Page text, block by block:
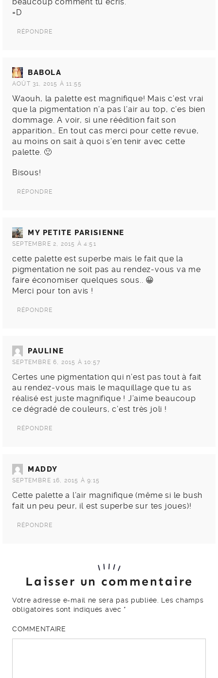
=D
RÉPONDRE
BABOLA
AOÛT 31, 2015 À 11:55
Waouh, la palette est magnifique! Mais c’est vrai
que la pigmentation n’a pas l’air au top, c’es bien
dommage. A voir, si une réédition fait son
apparition… En tout cas merci pour cette revue,
au moins on sait à quoi s’en tenir avec cette
palette. 🙂
Bisous!
RÉPONDRE
MY PETITE PARISIENNE
SEPTEMBRE 2, 2015 À 4:51
cette palette est superbe mais le fait que la
pigmentation ne soit pas au rendez-vous va me
faire économiser quelques sous.. 😀
Merci pour ton avis !
RÉPONDRE
PAULINE
SEPTEMBRE 6, 2015 À 10:57
Certes une pigmentation qui n’est pas tout à fait
au rendez-vous mais le maquillage que tu as
réalisé est juste magnifique ! J’aime beaucoup
ce dégradé de couleurs, c’est très joli !
RÉPONDRE
MADDY
SEPTEMBRE 16, 2015 À 9:15
Cette palette a l’air magnifique (même si le bush
fait un peu peur, il est superbe sur tes joues)!
RÉPONDRE
Laisser un commentaire
Votre adresse e-mail ne sera pas publiée.
Les champs
obligatoires sont indiqués avec *
COMMENTAIRE